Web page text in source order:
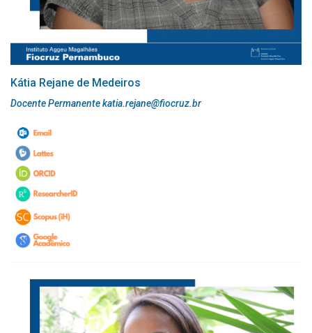
Kátia Rejane de Medeiros
Docente Permanente katia.rejane@fiocruz.br